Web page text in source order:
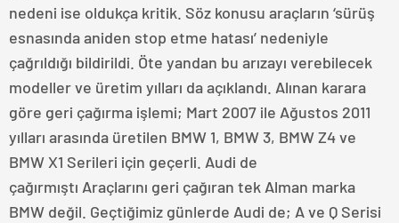
nedeni ise oldukça kritik. Söz konusu araçların ‘sürüş
esnasında aniden stop etme hatası’ nedeniyle
çağrıldığı bildirildi. Öte yandan bu arızayı verebilecek
modeller ve üretim yılları da açıklandı. Alınan karara
göre geri çağırma işlemi; Mart 2007 ile Ağustos 2011
yılları arasında üretilen BMW 1, BMW 3, BMW Z4 ve
BMW X1 Serileri için geçerli. Audi de
çağırmıştı Araçlarını geri çağıran tek Alman marka
BMW değil. Geçtiğimiz günlerde Audi de; A ve Q Serisi